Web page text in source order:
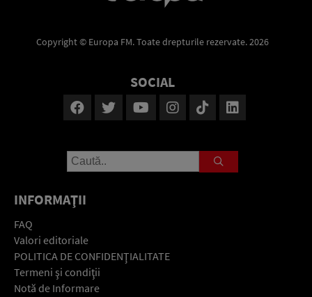
Copyright © Europa FM. Toate drepturile rezervate. 2026
SOCIAL
INFORMAŢII
FAQ
Valori editoriale
POLITICA DE CONFIDENŢIALITATE
Termeni şi condiţii
Notă de Informare